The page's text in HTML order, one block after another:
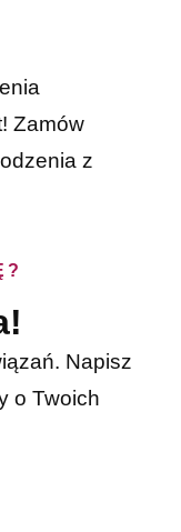
Zamów
z
Napisz
o Twoich